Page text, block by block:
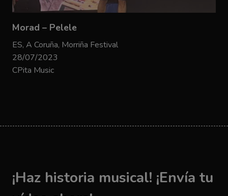
Morad – Pelele
ES, A Coruña, Morriña Festival
28/07/2023
CPita Music
¡Haz historia musical! ¡Envía tu